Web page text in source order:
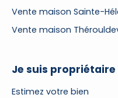
Vente maison Sainte-
Vente maison
Je suis propriétaire
Estimez votre bien